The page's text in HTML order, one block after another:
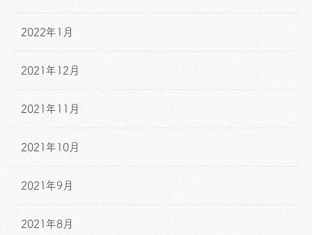
2022年1月
2021年12月
2021年11月
2021年10月
2021年9月
2021年8月